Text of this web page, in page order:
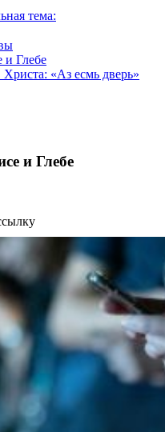
тема:
и Глебе
Христа: «Аз есмь дверь»
и Глебе